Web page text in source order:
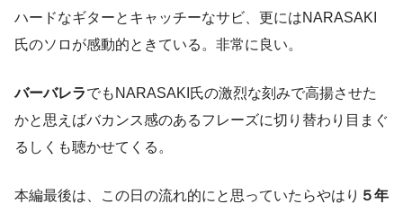
ハードなギターとキャッチーなサビ、更にはNARASAKI
氏のソロが感動的ときている。非常に良い。
バーバレラでもNARASAKI氏の激烈な刻みで高揚させた
かと思えばバカンス感のあるフレーズに切り替わり目まぐ
るしくも聴かせてくる。
本編最後は、この日の流れ的にと思っていたらやはり ５年